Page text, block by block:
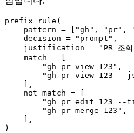
prefix_rule(
pattern = ["gh", "pr",
    decision = "prompt",
justification = "PR 조회
    match = [
        "gh pr view 123",
"gh pr view 123 --
    ],
    not_match = [
"gh pr edit 123 --
        "gh pr merge 123",
    ],
)